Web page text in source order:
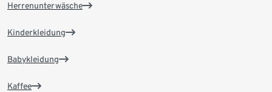
Herrenunterwäsche
Kinderkleidung
Babykleidung
Kaffee